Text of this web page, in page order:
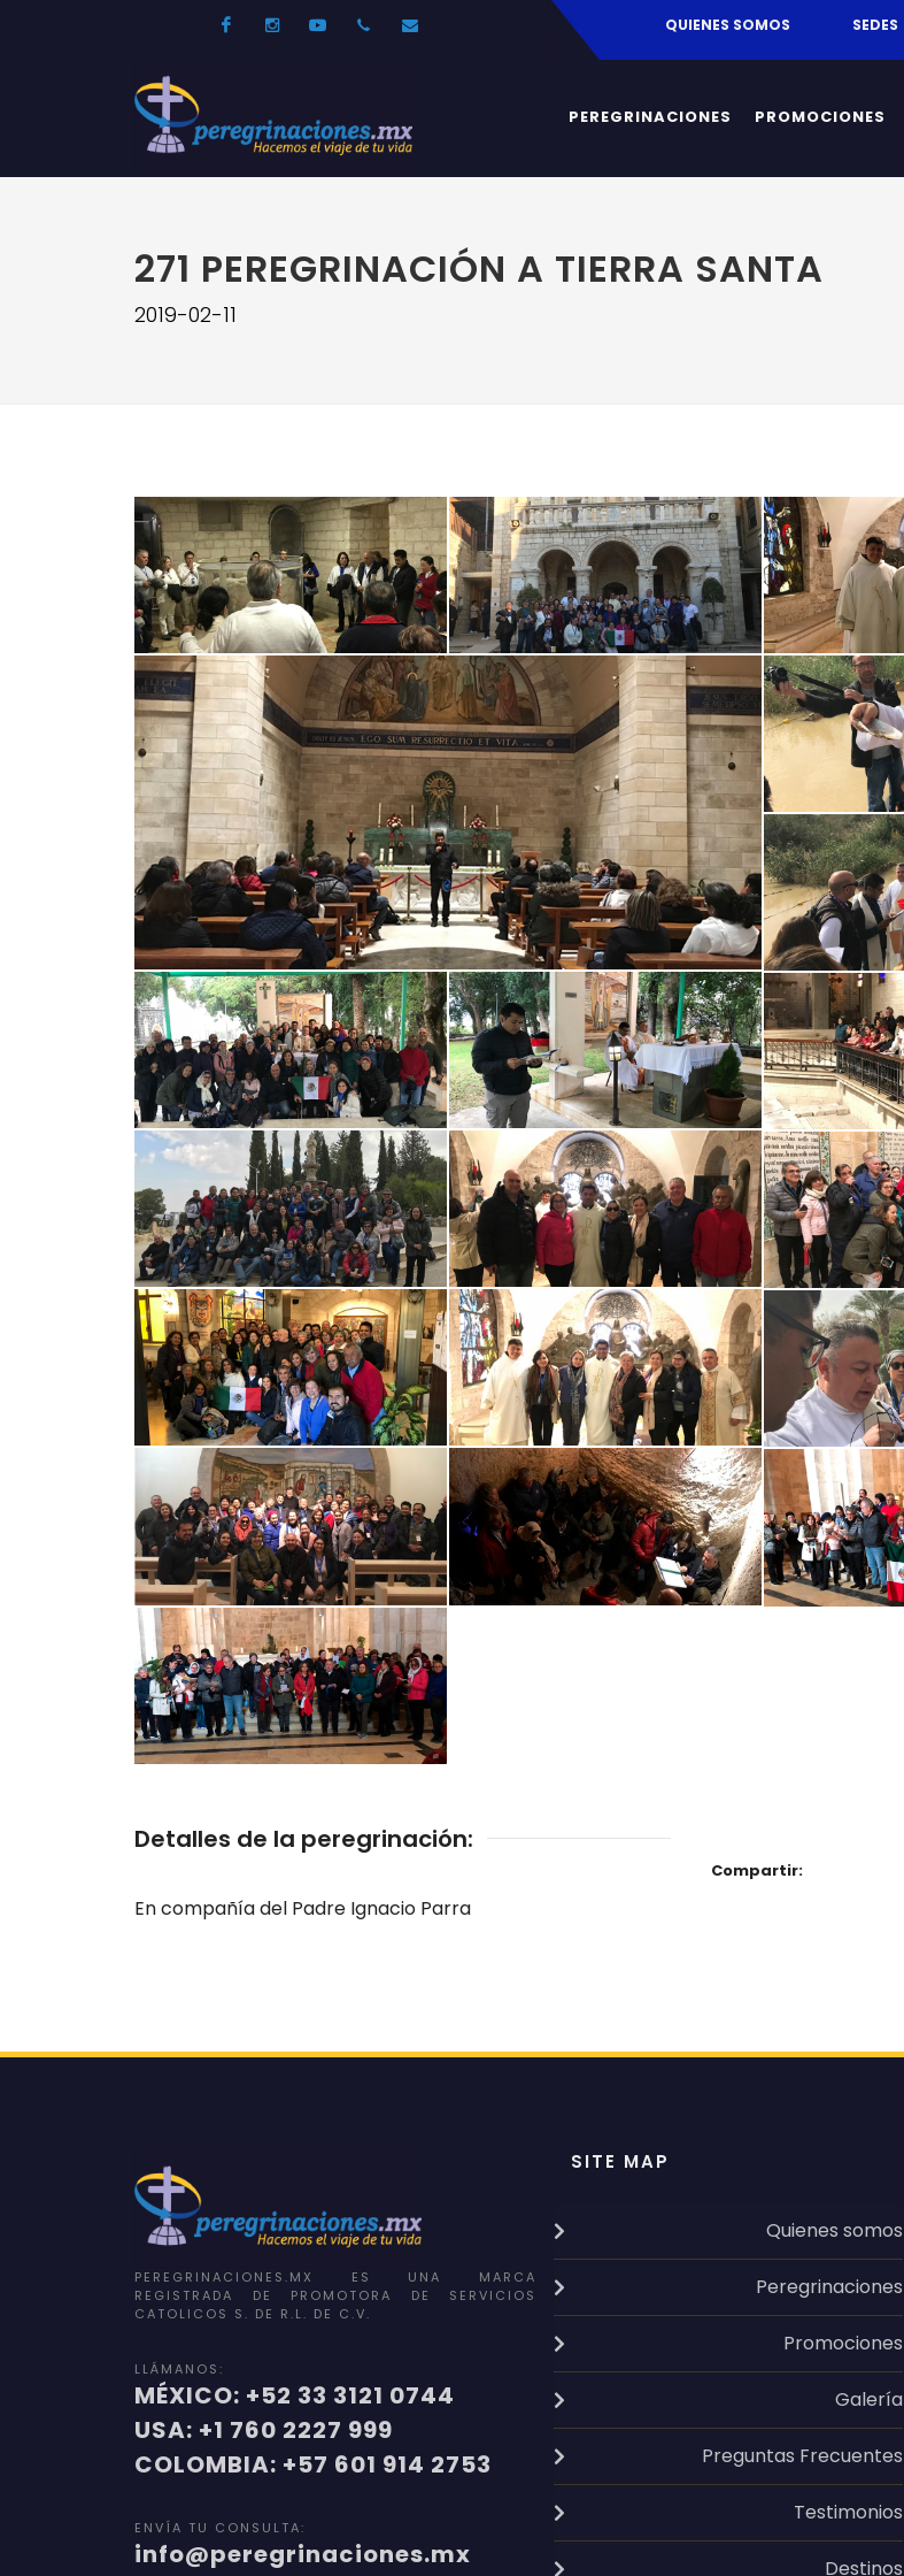
FacebookInstagramYoutube52 33 31210744info@peregrinaciones.mx QUIENES SOMOS SEDES
PEREGRINACIONES PROMOCIONES
271 PEREGRINACIÓN A TIERRA SANTA
2019-02-11
Detalles de la peregrinación:
En compañía del Padre Ignacio Parra
Compartir:
El gran viaje de mi vida, que la
cambiado espiritualmente y
física,Retiro Espiritual, siguiendo
las...
TRIPADVISOR
2019-10-18
Hacer un viaje con
Peregrinaciones.mx es una
experiencia inolvidable . Excelentes
guías , hoteles y...
TRIPADVISOR
2019-11-14
Excelente empresa, muy bien
organizados y todo lo que ofrecen
lo cumplen, su Director es un gran
lí...
TRIPADVISOR
2019-11-10
PEREGRINACIONES.MX ES UNA MARCA
REGISTRADA DE PROMOTORA DE SERVICIOS
CATOLICOS S. DE R.L. DE C.V.
LLÁMANOS:
MÉXICO: +52 33 3121 0744
USA: +1 760 2227 999
COLOMBIA: +57 601 914 2753
ENVÍA TU CONSULTA:
info@peregrinaciones.mx
SITE MAP
Quienes somos
Peregrinaciones
Promociones
Galería
Preguntas Frecuentes
Testimonios
Destinos